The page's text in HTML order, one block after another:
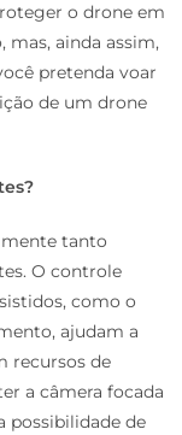
o drone em
mas, ainda assim,
pretenda voar
de um drone
mente tanto
O controle
como o
ajudam a
recursos de
a câmera focada
possibilidade de